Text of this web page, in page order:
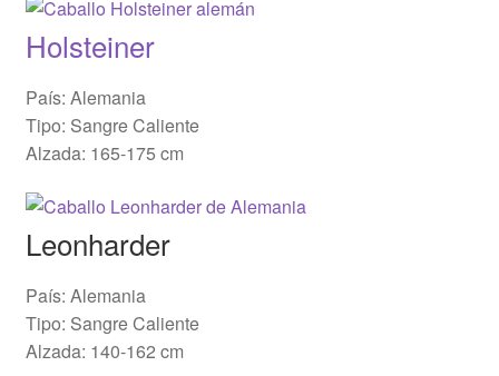
Holsteiner
País: Alemania
Tipo: Sangre Caliente
Alzada: 165-175 cm
Leonharder
País: Alemania
Tipo: Sangre Caliente
Alzada: 140-162 cm